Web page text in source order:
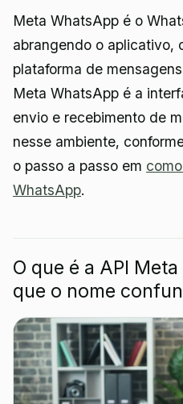
Meta WhatsApp é o
abrangendo o aplicativo,
plataforma de
Meta WhatsApp é a
envio e recebimento de
nesse ambiente,
o passo a passo em
WhatsApp.
O que é a API
que o nome